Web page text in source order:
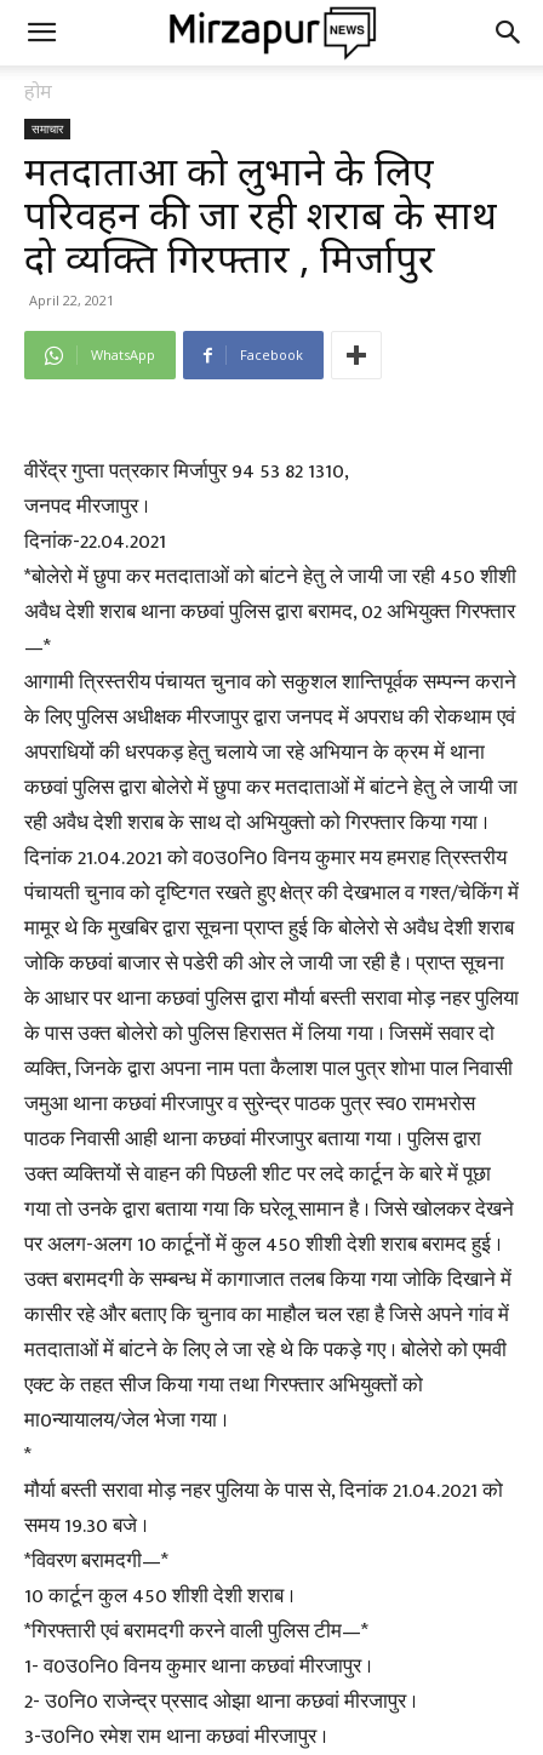
होम
समाचार
मतदाताओं को लुभाने के लिए
परिवहन की जा रही शराब के साथ
दो व्यक्ति गिरफ्तार , मिर्जापुर
April 22, 2021
WhatsApp Facebook
वीरेंद्र गुप्ता पत्रकार मिर्जापुर 94 53 82 1310,
जनपद मीरजापुर ।
दिनांक-22.04.2021
*बोलेरो में छुपा कर मतदाताओं को बांटने हेतु ले जायी जा रही 450 शीशी
अवैध देशी शराब थाना कछवां पुलिस द्वारा बरामद, 02 अभियुक्त गिरफ्तार
—*
आगामी त्रिस्तरीय पंचायत चुनाव को सकुशल शान्तिपूर्वक सम्पन्न कराने
के लिए पुलिस अधीक्षक मीरजापुर द्वारा जनपद में अपराध की रोकथाम एवं
अपराधियों की धरपकड़ हेतु चलाये जा रहे अभियान के क्रम में थाना
कछवां पुलिस द्वारा बोलेरो में छुपा कर मतदाताओं में बांटने हेतु ले जायी जा
रही अवैध देशी शराब के साथ दो अभियुक्तो को गिरफ्तार किया गया ।
दिनांक 21.04.2021 को व0उ0नि0 विनय कुमार मय हमराह त्रिस्तरीय
पंचायती चुनाव को दृष्टिगत रखते हुए क्षेत्र की देखभाल व गश्त/चेकिंग में
मामूर थे कि मुखबिर द्वारा सूचना प्राप्त हुई कि बोलेरो से अवैध देशी शराब
जोकि कछवां बाजार से पडेरी की ओर ले जायी जा रही है । प्राप्त सूचना
के आधार पर थाना कछवां पुलिस द्वारा मौर्या बस्ती सरावा मोड़ नहर पुलिया
के पास उक्त बोलेरो को पुलिस हिरासत में लिया गया । जिसमें सवार दो
व्यक्ति, जिनके द्वारा अपना नाम पता कैलाश पाल पुत्र शोभा पाल निवासी
जमुआ थाना कछवां मीरजापुर व सुरेन्द्र पाठक पुत्र स्व0 रामभरोस
पाठक निवासी आही थाना कछवां मीरजापुर बताया गया । पुलिस द्वारा
उक्त व्यक्तियों से वाहन की पिछली शीट पर लदे कार्टून के बारे में पूछा
गया तो उनके द्वारा बताया गया कि घरेलू सामान है । जिसे खोलकर देखने
पर अलग-अलग 10 कार्टूनों में कुल 450 शीशी देशी शराब बरामद हुई ।
उक्त बरामदगी के सम्बन्ध में कागाजात तलब किया गया जोकि दिखाने में
कासीर रहे और बताए कि चुनाव का माहौल चल रहा है जिसे अपने गांव में
मतदाताओं में बांटने के लिए ले जा रहे थे कि पकड़े गए । बोलेरो को एमवी
एक्ट के तहत सीज किया गया तथा गिरफ्तार अभियुक्तों को
मा0न्यायालय/जेल भेजा गया ।
*
मौर्या बस्ती सरावा मोड़ नहर पुलिया के पास से, दिनांक 21.04.2021 को
समय 19.30 बजे ।
*विवरण बरामदगी—*
10 कार्टून कुल 450 शीशी देशी शराब ।
*गिरफ्तारी एवं बरामदगी करने वाली पुलिस टीम—*
1- व0उ0नि0 विनय कुमार थाना कछवां मीरजापुर ।
2- उ0नि0 राजेन्द्र प्रसाद ओझा थाना कछवां मीरजापुर ।
3-उ0नि0 रमेश राम थाना कछवां मीरजापुर ।